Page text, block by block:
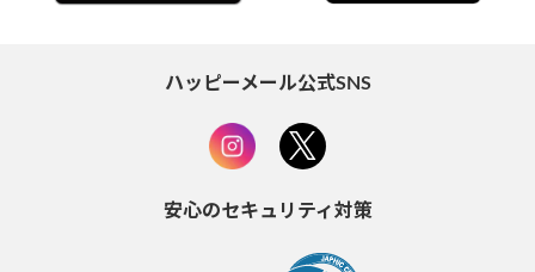
ハッピーメール公式SNS
安心のセキュリティ対策